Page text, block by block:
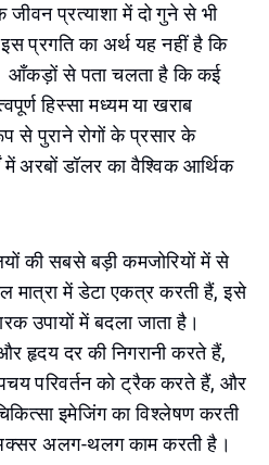
जीवन प्रत्याशा में दो गुने से भी
प्रगति का अर्थ यह नहीं है कि
आँकड़ों से पता चलता है कि कई
हिस्सा मध्यम या खराब
से पुराने रोगों के प्रसार के
अरबों डॉलर का वैश्विक आर्थिक
की सबसे बड़ी कमजोरियों में से
मात्रा में डेटा एकत्र करती हैं, इसे
उपायों में बदला जाता है।
हृदय दर की निगरानी करते हैं,
परिवर्तन को ट्रैक करते हैं, और
इमेजिंग का विश्लेषण करती
अलग-थलग काम करती है।